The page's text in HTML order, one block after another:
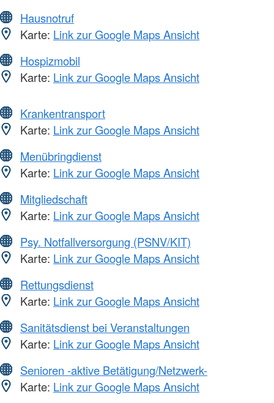
Hausnotruf
Karte: Link zur Google Maps Ansicht
Hospizmobil
Karte: Link zur Google Maps Ansicht
Krankentransport
Karte: Link zur Google Maps Ansicht
Menübringdienst
Karte: Link zur Google Maps Ansicht
Mitgliedschaft
Karte: Link zur Google Maps Ansicht
Psy. Notfallversorgung (PSNV/KIT)
Karte: Link zur Google Maps Ansicht
Rettungsdienst
Karte: Link zur Google Maps Ansicht
Sanitätsdienst bei Veranstaltungen
Karte: Link zur Google Maps Ansicht
Senioren -aktive Betätigung/Netzwerk-
Karte: Link zur Google Maps Ansicht